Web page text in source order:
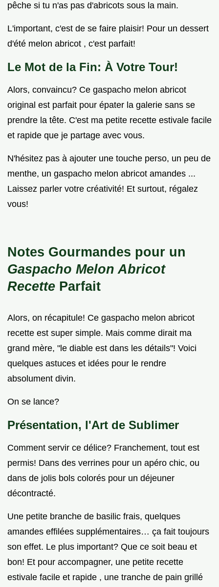
pêche si tu n'as pas d'abricots sous la main.
L'important, c'est de se faire plaisir! Pour un dessert
d'été melon abricot , c'est parfait!
Le Mot de la Fin: À Votre Tour!
Alors, convaincu? Ce gaspacho melon abricot
original est parfait pour épater la galerie sans se
prendre la tête. C'est ma petite recette estivale facile
et rapide que je partage avec vous.
N'hésitez pas à ajouter une touche perso, un peu de
menthe, un gaspacho melon abricot amandes ...
Laissez parler votre créativité! Et surtout, régalez
vous!
Notes Gourmandes pour un
Gaspacho Melon Abricot
Recette Parfait
Alors, on récapitule! Ce gaspacho melon abricot
recette est super simple. Mais comme dirait ma
grand mère, "le diable est dans les détails"! Voici
quelques astuces et idées pour le rendre
absolument divin.
On se lance?
Présentation, l'Art de Sublimer
Comment servir ce délice? Franchement, tout est
permis! Dans des verrines pour un apéro chic, ou
dans de jolis bols colorés pour un déjeuner
décontracté.
Une petite branche de basilic frais, quelques
amandes effilées supplémentaires… ça fait toujours
son effet. Le plus important? Que ce soit beau et
bon! Et pour accompagner, une petite recette
estivale facile et rapide , une tranche de pain grillé